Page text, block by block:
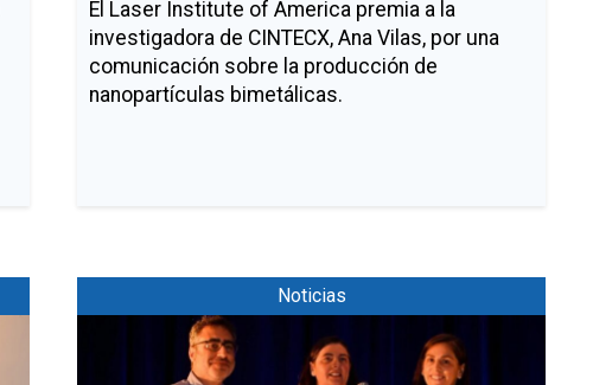
El Laser Institute of America premia a la
investigadora de CINTECX, Ana Vilas, por una
comunicación sobre la producción de
nanopartículas bimetálicas.
Noticias